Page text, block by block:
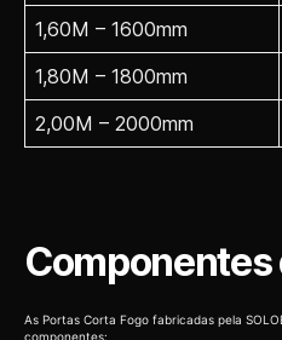
1,60M – 1600mm
1,80M – 1800mm
2,00M – 2000mm
As Portas Corta Fogo fabricadas pela
componentes: